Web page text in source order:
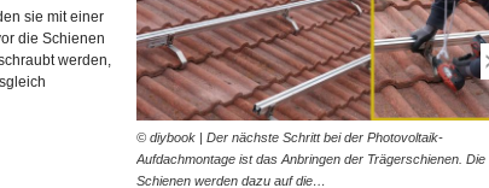
© diybook | Der nächste Schritt bei der Photovoltaik-
Aufdachmontage ist das Anbringen der Trägerschienen. Die
Schienen werden dazu auf die…
sie mit einer
die Schienen
werden,